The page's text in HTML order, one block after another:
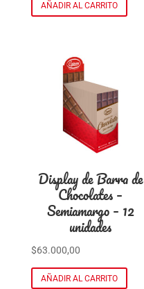
AÑADIR AL CARRITO
Display de Barra de
Chocolates –
Semiamargo – 12
unidades
$63.000,00
AÑADIR AL CARRITO